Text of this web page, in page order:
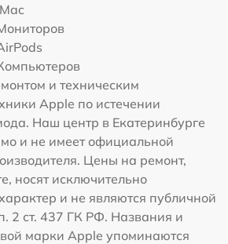
и техническим
Apple по истечении
Наш центр в Екатеринбурге
и не имеет официальной
Цены на ремонт,
носят исключительно
и не являются публичной
2 ст. 437 ГК РФ. Названия и
марки Apple упоминаются